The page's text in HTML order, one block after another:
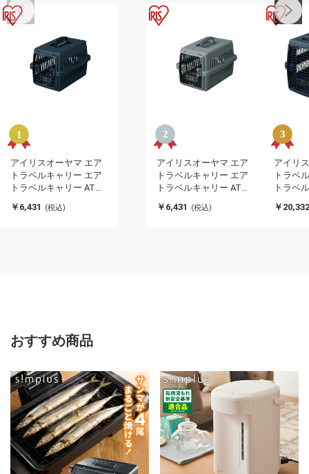
アイリスオーヤマ エア
トラベルキャリー エア
トラベルキャリー ATC-
OYAMA(代引不可)
￥6,431 (税込)
アイリスオーヤマ エア
トラベルキャリー エア
トラベルキャリー ATC-
OYAMA(代引不可)
￥6,431 (税込)
アイリ
トラベ
トラベ
￥20,332
おすすめ商品